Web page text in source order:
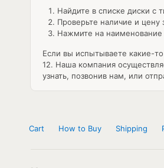
Найдите в списке диски с
Проверьте наличие и цену
Нажмите на наименование
Если вы испытываете какие-
12. Наша компания
узнать, позвонив нам, или
Cart How to Buy Shipping